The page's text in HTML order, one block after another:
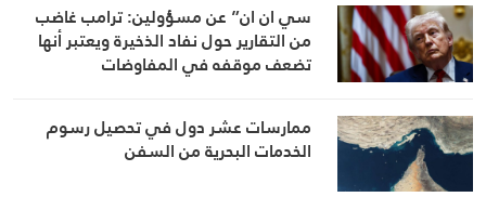
سي ان ان” عن مسؤولين: ترامب غاضب
من التقارير حول نفاد الذخيرة ويعتبر أنها
تضعف موقفه في المفاوضات
ممارسات عشر دول في تحصيل رسوم
الخدمات البحرية من السفن